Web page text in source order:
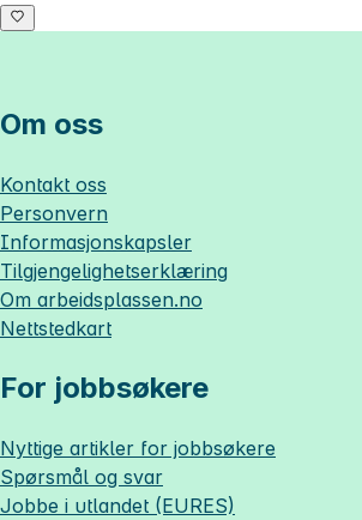
Om oss
Kontakt oss
Personvern
Informasjonskapsler
Tilgjengelighetserklæring
Om arbeidsplassen.no
Nettstedkart
For jobbsøkere
Nyttige artikler for jobbsøkere
Spørsmål og svar
Jobbe i utlandet (EURES)